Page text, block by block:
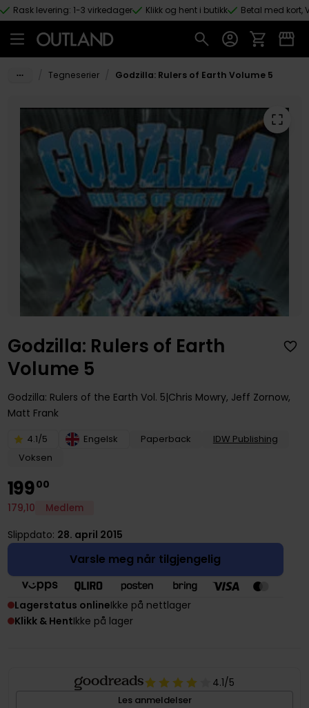
Hopp til hovedinnhold
Rask levering: 1-3 virkedager Klikk og hent i butikk Betal med kort,
Tegneserier Godzilla: Rulers of Earth Volume 5
Godzilla: Rulers of Earth
Volume 5
Godzilla: Rulers of the Earth Vol. 5 Chris Mowry, Jeff Zornow,
Matt Frank
4.1/5 Engelsk Paperback
IDW Publishing
Voksen
19900
179,10 Medlem
Slippdato: 28. april 2015
Varsle meg når tilgjengelig
Lagerstatus onlineIkke på nettlager
Klikk & HentIkke på lager
4.1/5
Les anmeldelser